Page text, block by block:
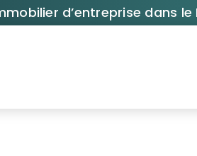
d’entreprise dans le